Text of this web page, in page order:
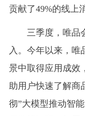
贡献了49%的线上
三季度，唯品
入。今年以来，唯
景中取得应用成效
助用户快速了解商
彻”大模型推动智